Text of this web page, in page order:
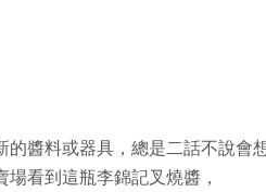
的醬料或器具，總是二話不說會
看到這瓶李錦記叉燒醬，